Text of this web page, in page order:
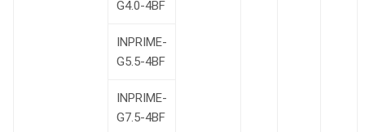
G4.0-4BF
INPRIME-
G5.5-4BF
INPRIME-
G7.5-4BF